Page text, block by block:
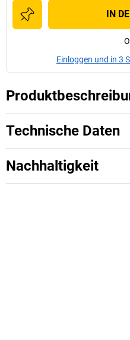
IN
Einloggen und in 3
Technische Daten
Nachhaltigkeit